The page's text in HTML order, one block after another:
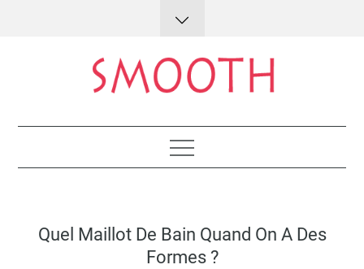
on
Quel Maillot De Bain Quand On A Des
Formes ?